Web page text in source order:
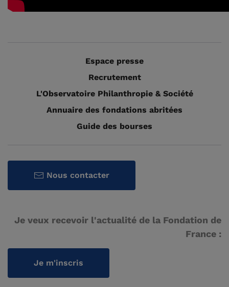
Espace presse
Recrutement
L'Observatoire Philanthropie & Société
Annuaire des fondations abritées
Guide des bourses
Nous contacter
Je veux recevoir l'actualité de la Fondation de
France :
Je m'inscris